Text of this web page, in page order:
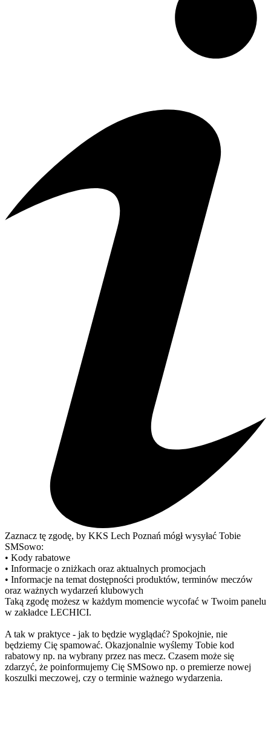
Zaznacz tę zgodę, by KKS Lech Poznań mógł wysyłać Tobie
SMSowo:
• Kody rabatowe
• Informacje o zniżkach oraz aktualnych promocjach
• Informacje na temat dostępności produktów, terminów meczów
oraz ważnych wydarzeń klubowych
Taką zgodę możesz w każdym momencie wycofać w Twoim panelu
w zakładce LECHICI.
A tak w praktyce - jak to będzie wyglądać? Spokojnie, nie
będziemy Cię spamować. Okazjonalnie wyślemy Tobie kod
rabatowy np. na wybrany przez nas mecz. Czasem może się
zdarzyć, że poinformujemy Cię SMSowo np. o premierze nowej
koszulki meczowej, czy o terminie ważnego wydarzenia.